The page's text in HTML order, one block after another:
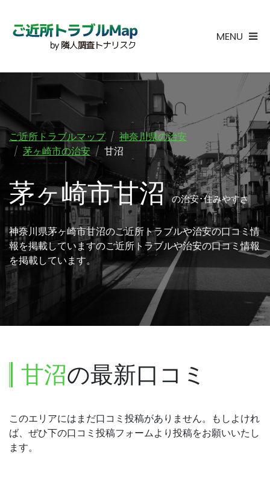
MENU
ご近所トラブルマップ
神奈川県の治安
茅ヶ崎市の治安
甘沼
茅ヶ崎市甘沼の治安･住みやすさ
神奈川県茅ヶ崎市甘沼のご近所トラブルや治安の口コミ情
報を掲載していますのご近所トラブルや治安の口コミ情報
を掲載しています。
甘沼の最新口コミ
このエリアにはまだ口コミ投稿がありません。もしよけれ
ば、ぜひ下の口コミ投稿フォームより投稿をお願いいたし
ます。